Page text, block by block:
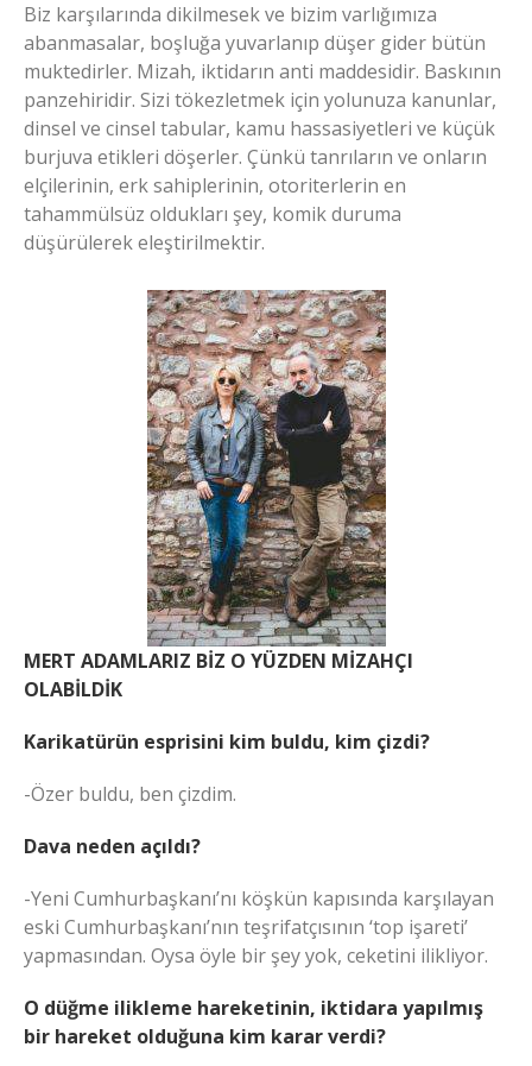
Biz karşılarında dikilmesek ve bizim varlığımıza
abanmasalar, boşluğa yuvarlanıp düşer gider bütün
muktedirler. Mizah, iktidarın anti maddesidir. Baskının
panzehiridir. Sizi tökezletmek için yolunuza kanunlar,
dinsel ve cinsel tabular, kamu hassasiyetleri ve küçük
burjuva etikleri döşerler. Çünkü tanrıların ve onların
elçilerinin, erk sahiplerinin, otoriterlerin en
tahammülsüz oldukları şey, komik duruma
düşürülerek eleştirilmektir.
MERT ADAMLARIZ BİZ O YÜZDEN MİZAHÇI
OLABİLDİK
Karikatürün esprisini kim buldu, kim çizdi?
-Özer buldu, ben çizdim.
Dava neden açıldı?
-Yeni Cumhurbaşkanı’nı köşkün kapısında karşılayan
eski Cumhurbaşkanı’nın teşrifatçısının ‘top işareti’
yapmasından. Oysa öyle bir şey yok, ceketini ilikliyor.
O düğme ilikleme hareketinin, iktidara yapılmış
bir hareket olduğuna kim karar verdi?